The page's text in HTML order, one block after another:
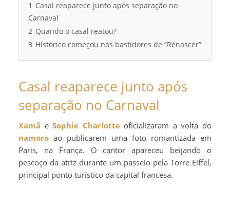
1 Casal reaparece junto após separação no
Carnaval
2 Quando o casal reatou?
3 Histórico começou nos bastidores de “Renascer”
Casal reaparece junto após
separação no Carnaval
Xamã eSophie Charlotteoficializaram a volta do
namoro ao publicarem uma foto romantizada em
Paris, na França. O cantor apareceu beijando o
pescoço da atriz durante um passeio pela Torre Eiffel,
principal ponto turístico da capital francesa.